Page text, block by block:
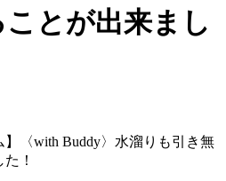
とが出来まし